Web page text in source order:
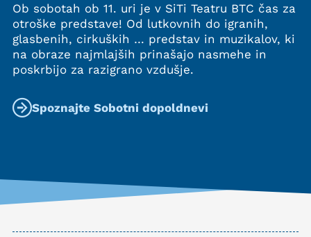
Ob sobotah ob 11. uri je v SiTi Teatru BTC čas za
otroške predstave! Od lutkovnih do igranih,
glasbenih, cirkuških … predstav in muzikalov, ki
na obraze najmlajših prinašajo nasmehe in
poskrbijo za razigrano vzdušje.
Spoznajte Sobotni dopoldnevi